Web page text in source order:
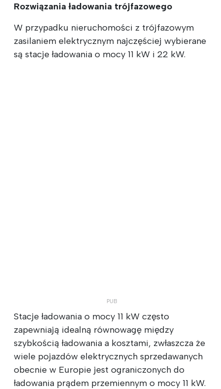
Rozwiązania ładowania trójfazowego
W przypadku nieruchomości z trójfazowym
zasilaniem elektrycznym najczęściej wybierane
są stacje ładowania o mocy 11 kW i 22 kW.
Stacje ładowania o mocy 11 kW często
zapewniają idealną równowagę między
szybkością ładowania a kosztami, zwłaszcza że
wiele pojazdów elektrycznych sprzedawanych
obecnie w Europie jest ograniczonych do
ładowania prądem przemiennym o mocy 11 kW.